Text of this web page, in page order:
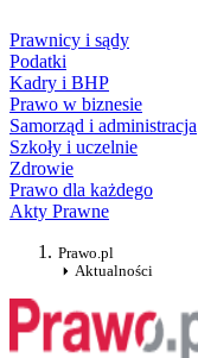
Prawnicy i sądy
Podatki
Kadry i BHP
Prawo w biznesie
Samorząd i administracja
Szkoły i uczelnie
Zdrowie
Prawo dla każdego
Akty Prawne
Prawo.pl
Aktualności